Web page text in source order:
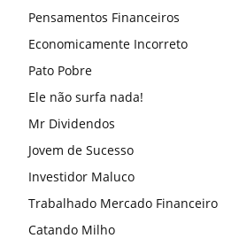
Pensamentos Financeiros
Economicamente Incorreto
Pato Pobre
Ele não surfa nada!
Mr Dividendos
Jovem de Sucesso
Investidor Maluco
Trabalhado Mercado Financeiro
Catando Milho